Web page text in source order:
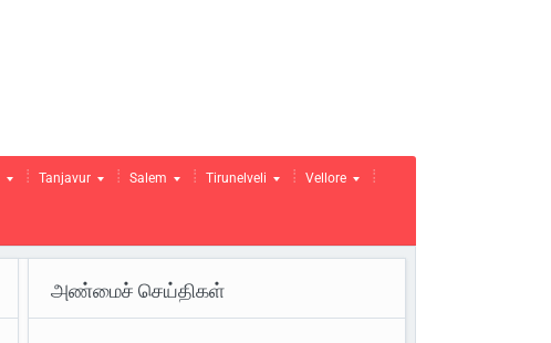
Tanjavur Salem Tirunelveli Vellore
அண்மைச் செய்திகள்